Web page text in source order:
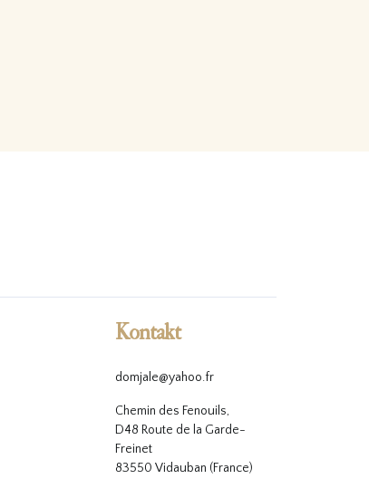
Kontakt
domjale@yahoo.fr
Chemin des Fenouils,
D48 Route de la Garde-
Freinet
83550 Vidauban (France)